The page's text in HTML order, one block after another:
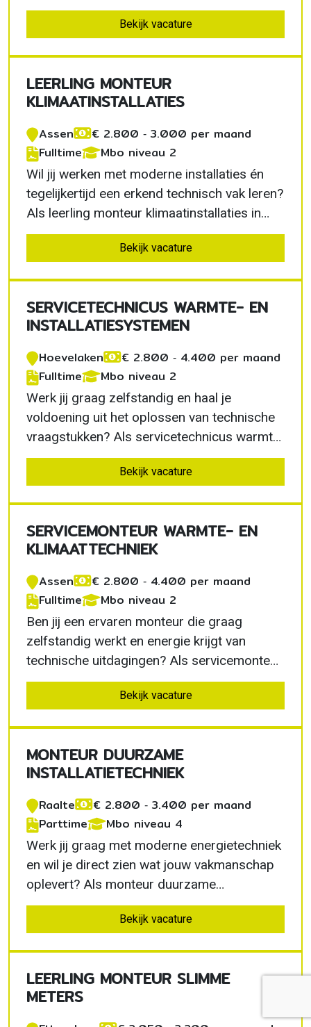
klimaatinstallaties in Steenwijk volg je een
volledig verzorgd leer-werktraject van 18
ontwikkelt jezelf…
Bekijk vacature
LEERLING MONTEUR
KLIMAATINSTALLATIES
Assen
€ 2.800 ‐ 3.000 per maand
Fulltime
Mbo niveau 2
Wil jij werken met moderne installaties én
tegelijkertijd een erkend technisch vak leren?
Als leerling monteur klimaatinstallaties in
Assen combineer je een volledig leer-
werktraject met praktijkervaring. Je
binnen een…
Bekijk vacature
SERVICETECHNICUS WARMTE- EN
INSTALLATIESYSTEMEN
Hoevelaken
€ 2.800 ‐ 4.400 per maand
Fulltime
Mbo niveau 2
Werk jij graag zelfstandig en haal je
voldoening uit het oplossen van technische
vraagstukken? Als servicetechnicus warmte-
en installatiesystemen in Hoevelaken zorg je
ervoor dat verwarmingsinstallaties veilig,
technieken, krijgt…
Bekijk vacature
SERVICEMONTEUR WARMTE- EN
KLIMAATTECHNIEK
Assen
€ 2.800 ‐ 4.400 per maand
Fulltime
Mbo niveau 2
Ben jij een ervaren monteur die graag
zelfstandig werkt en energie krijgt van
technische uitdagingen? Als servicemonteur
warmte- en klimaattechniek in Assen werk je
aan innovatieve installaties die bijdragen aan
om…
Bekijk vacature
MONTEUR DUURZAME
INSTALLATIETECHNIEK
Raalte
€ 2.800 ‐ 3.400 per maand
Parttime
Mbo niveau 4
Werk jij graag met moderne energietechniek
en wil je direct zien wat jouw vakmanschap
oplevert? Als monteur duurzame
installatietechniek in Raalte werk je aan
zonnepanelen, laadvoorzieningen en
Nederland en draagt dagelijks…
Bekijk vacature
LEERLING MONTEUR SLIMME
METERS